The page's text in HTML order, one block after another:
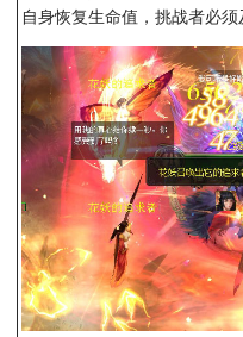
自身恢复生命值，挑战者必须